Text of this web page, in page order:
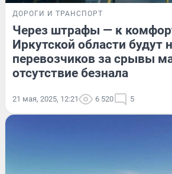
ДОРОГИ И ТРАНСПОРТ
Через штрафы — к
Иркутской области будут
перевозчиков за срывы
отсутствие безнала
21 мая, 2025, 12:21 6 520 5